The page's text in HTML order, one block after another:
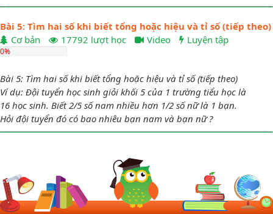
Bài 5: Tìm hai số khi biết tổng hoặc hiệu và tỉ số (tiếp theo)
Cơ bản
17792 lượt học Video Luyện tập
0%
Bài 5: Tìm hai số khi biết tổng hoặc hiệu và tỉ số (tiếp theo)
Ví dụ: Đội tuyển học sinh giỏi khối 5 của 1 trường tiểu học là
16 học sinh. Biết 2/5 số nam nhiều hơn 1/2 số nữ là 1 bạn.
Hỏi đội tuyển đó có bao nhiêu bạn nam và bạn nữ ?